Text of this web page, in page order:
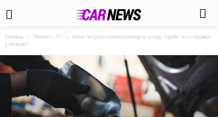
Головна Ремонт і ТО
Коли потрібно міняти моторну оливу: пробіг чи інтервал
у місяцях?